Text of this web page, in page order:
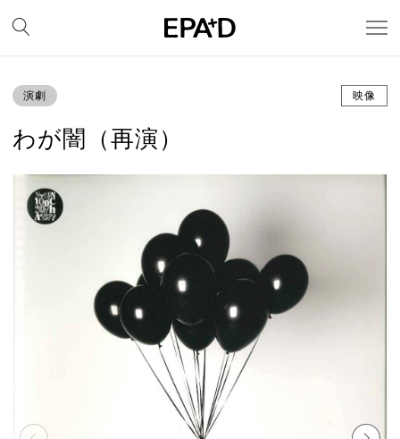
演劇 映像
わが闇（再演）